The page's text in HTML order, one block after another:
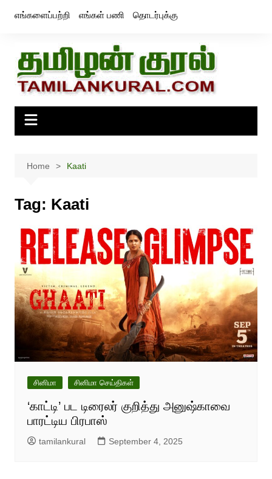
எங்களைப்பற்றி எங்கள் பணி தொடர்புக்கு
Home Kaati
Tag: Kaati
சினிமா சினிமா செய்திகள்
‘காட்டி’ பட டிரைலர் குறித்து அனுஷ்காவை
பாரட்டிய பிரபாஸ்
tamilankural September 4, 2025